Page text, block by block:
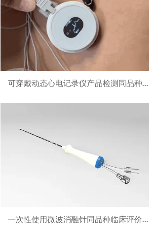
可穿戴动态心电记录仪产品检测同品种比对注册案例
一次性使用微波消融针同品种临床评价注册案例